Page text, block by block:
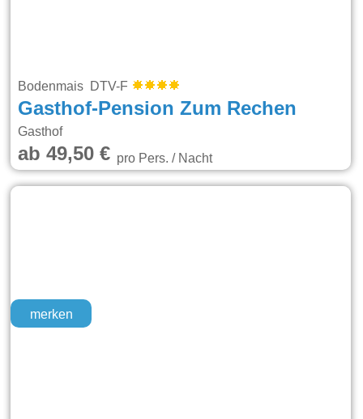
Bodenmais DTV-F
Gasthof-Pension Zum Rechen
Gasthof
ab 49,50 €pro Pers. / Nacht
merken